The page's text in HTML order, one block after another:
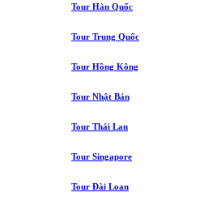
Tour Hàn Quốc
Tour Trung Quốc
Tour Hồng Kông
Tour Nhật Bản
Tour Thái Lan
Tour Singapore
Tour Đài Loan